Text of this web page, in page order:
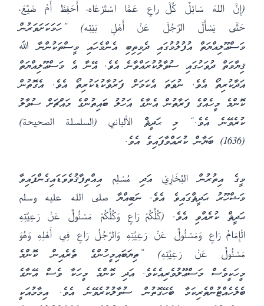
(إِنَّ اللهَ سَائِلٌ كُلَّ راعٍ عَمَّا اسْتَرْعَاه، أَحَفِظَ أَمْ ضَيَّعَ،
حَتَّى يَسْأَلَ الرَّجُلَ عَنْ أَهْلِ بَيْتِه) ”ހަމަކަށަވަރުން
މަސްޢޫލިއްޔަތް އުފުލުމުގައި ދެމިތިބި އެންމެހައި މީސްތަކުންނާ ﷲ
ޤިޔާމަތް ދުވަހުގައި ސުވާލުކުރައްވާނެ އެވެ. އޭނާ އެ މަސްޢޫލިއްޔަތް
އަދާކުރިތޯ އެވެ. ނުވަތަ އެކަމަށް ފަރުވާކުޑަކުރިތޯ އެވެ. އެގޮތުން
ކޮންމެ މީހެއްގެ ފަރާތުން އެނާގެ އަހުލު ބައިތުންގެ މައްޗަށް ސުވާލު
ކުރެވޭނެ އެވެ.“ މި ޙަދީޘް الألباني (السلسلة الصحيحة)
(1636) ބަޔާން ކުރައްވާފައިވެ އެވެ.
މީގެ އިތުރުން البُخَارِيْ އަދި مُسْلِم އިއްތިފާޤުވެވަޑައިގެންފައިވާ
މަޝްހޫރު ޙަދީޘްގައިވެ އެވެ. ނަބިއްޔާ صلى الله عليه وسلم
ޙަދީޘް ކުރެއްވި އެވެ. (كُلُّكُمْ رَاعٍ وَكُلُّكُمْ مَسْئُولٌ عَنْ رَعِيَّتِهِ
الْإِمَامُ رَاعٍ وَمَسْئُولٌ عَنْ رَعِيَّتِهِ وَالرَّجُلُ رَاعٍ فِي أَهْلِهِ وَهُوَ
مَسْئُولٌ عَنْ رَعِيَّتِهِ) ”ތިޔަބައިމީހުންގެ ތެރެއިން ކޮންމެ
މީހަކީވެސް މަސްޢޫލުވެރިއެކެވެ. އަދި ކޮންމެ މީހަކާ ވެސް އޭނާގެ
ބެލެހެއްޓުންތެރިކަމާ ބެހޭގޮތުން ސުވާލުކުރެވޭނެ އެވެ. އިމާމުއަކީ